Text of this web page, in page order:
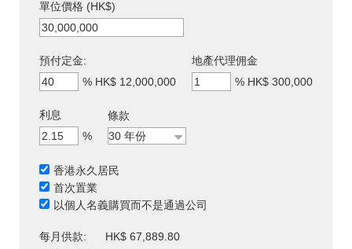
單位價格 (HK$)
預付定金:
% HK$ 12,000,000
地產代理佣金
% HK$ 300,000
利息
%
條款
香港永久居民
首次置業
以個人名義購買而不是通過公司
每月供款:
HK$ 67,889.80